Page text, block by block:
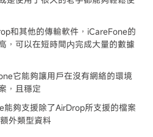
和其他的傳輸軟件，iCareFone的
，可以在短時間内完成大量的數據
它能夠讓用戶在沒有網絡的環境
，且穩定
能夠支援除了AirDrop所支援的檔案
外類型資料